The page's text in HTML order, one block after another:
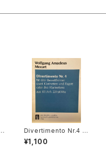
Divertimento Nr.4 f
ür drei Basetthörner
(zwei klarinetten un
¥1,100